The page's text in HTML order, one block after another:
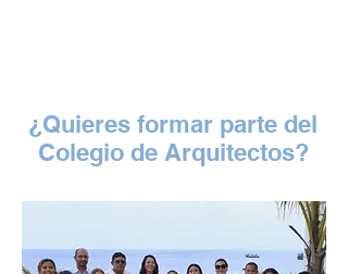
¿Quieres formar parte del
Colegio de Arquitectos?